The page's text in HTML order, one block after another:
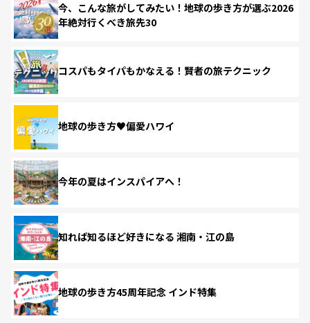
今、こんな旅がしてみたい！地球の歩き方が選ぶ2026
年絶対行くべき旅先30
コスパもタイパもかなえる！賢者の旅テクニック
地球の歩き方♥偏愛ハワイ
今年の夏はインスパイアへ！
知れば知るほど好きになる 湘南・江の島
地球の歩き方45周年記念 インド特集